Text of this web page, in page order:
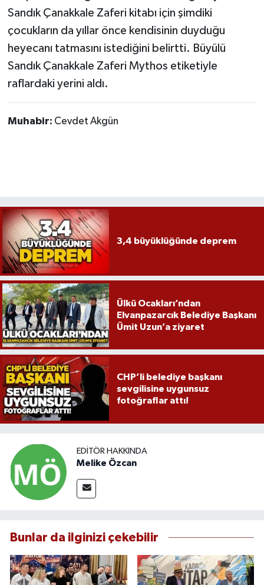
Sandık Çanakkale Zaferi kitabı için şimdiki
çocukların da yıllar önce kendisinin duyduğu
heyecanı tatmasını istediğini belirtti. Büyülü
Sandık Çanakkale Zaferi Mythos etiketiyle
raflardaki yerini aldı.
Muhabir: Cevdet Akgün
3,4 büyüklüğünde deprem
Ülkü Ocakları’ndan
Elvanpazarcık Belediye Başkanı
Ümit Uzun’a ziyaret
CHP’li belediye başkanı
sevgilisine uygunsuz
fotoğraflar attı!
EDITÖR HAKKINDA
Melike Özcan
Bunlar da ilginizi çekebilir